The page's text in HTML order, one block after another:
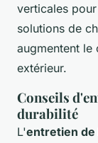
verticales
solutions de
augmentent
extérieur.
Conseils
durabilité
L'entretien de